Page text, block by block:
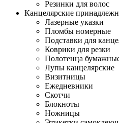
Резинки для волос
Канцелярские
Лазерные указки
Пломбы номерные
Подставки для
Коврики для резки
Полотенца
Лупы канцелярские
Визитницы
Ежедневники
Скотчи
Блокноты
Ножницы